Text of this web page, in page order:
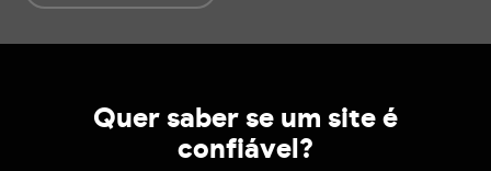
Quer saber se um site é
confiável?